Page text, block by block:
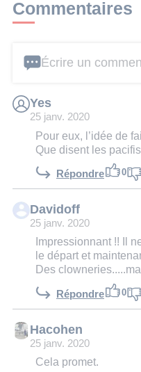
Commentaires
Écrire un
Yes
25 janv. 2020
Pour eux, l’idée de
Que disent les
Répondre 0
Davidoff
25 janv. 2020
Impressionnant !! Il
le départ et
Des
Répondre 0
Hacohen
25 janv. 2020
Cela promet.